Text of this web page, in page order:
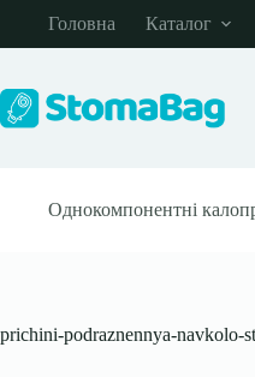
вмісту
Головна Каталог
Однокомпонентні
prichini-podraznennya-navkolo-